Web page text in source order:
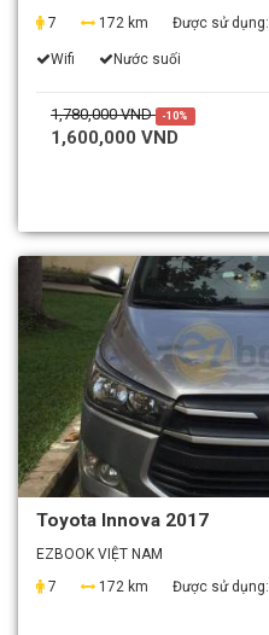
7
172 km Được sử dụng:
Wifi Nước suối
1,780,000 VND -10%
1,600,000 VND
Toyota Innova 2017
EZBOOK VIỆT NAM
7
172 km Được sử dụng: